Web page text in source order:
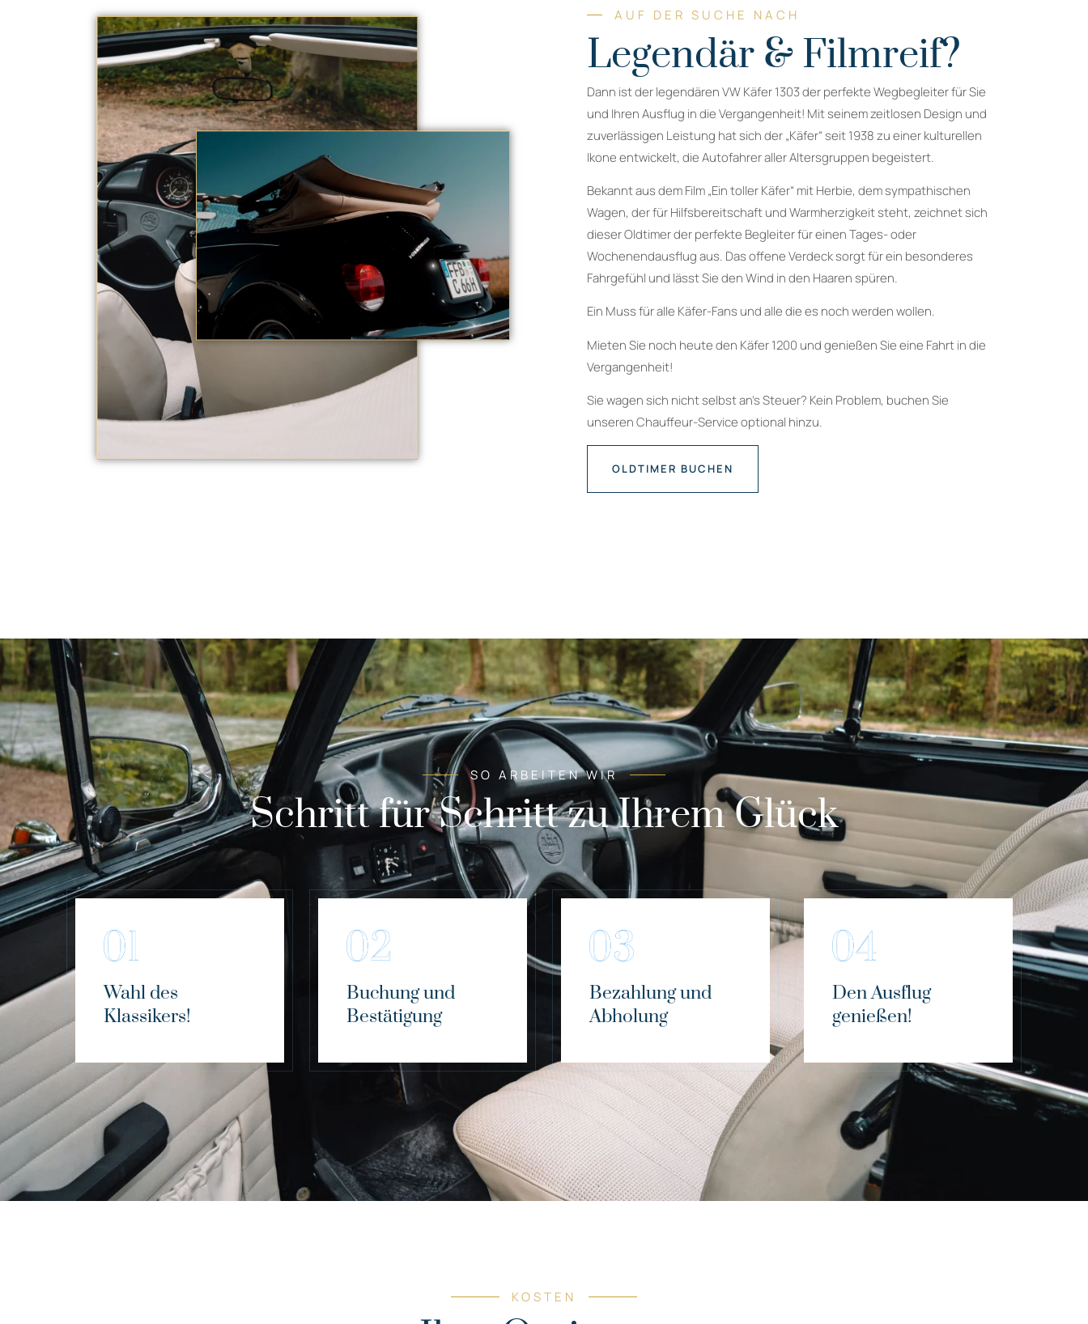
AUF DER SUCHE NACH
Legendär & Filmreif?
Dann ist der legendären VW Käfer 1303 der perfekte Wegbegleiter für Sie
und Ihren Ausflug in die Vergangenheit! Mit seinem zeitlosen Design und
zuverlässigen Leistung hat sich der „Käfer“ seit 1938 zu einer kulturellen
Ikone entwickelt, die Autofahrer aller Altersgruppen begeistert.
Bekannt aus dem Film „Ein toller Käfer“ mit Herbie, dem sympathischen
Wagen, der für Hilfsbereitschaft und Warmherzigkeit steht, zeichnet sich
dieser Oldtimer der perfekte Begleiter für einen Tages- oder
Wochenendausflug aus. Das offene Verdeck sorgt für ein besonderes
Fahrgefühl und lässt Sie den Wind in den Haaren spüren.
Ein Muss für alle Käfer-Fans und alle die es noch werden wollen.
Mieten Sie noch heute den Käfer 1200 und genießen Sie eine Fahrt in die
Vergangenheit!
Sie wagen sich nicht selbst an’s Steuer? Kein Problem, buchen Sie
unseren Chauffeur-Service optional hinzu.
OLDTIMER BUCHEN
SO ARBEITEN WIR
Schritt für Schritt zu Ihrem Glück
Wahl des
Klassikers!
Buchung und
Bestätigung
Bezahlung und
Abholung
Den Ausflug
genießen!
KOSTEN